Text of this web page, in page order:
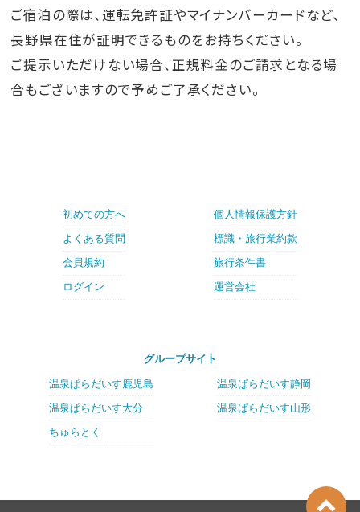
ご宿泊の際は、運転免許証やマイナンバーカードなど、
長野県在住が証明できるものをお持ちください。
ご提示いただけない場合、正規料金のご請求となる場
合もございますので予めご了承ください。
初めての方へ
よくある質問
会員規約
ログイン
個人情報保護方針
標識・旅行業約款
旅行条件書
運営会社
グループサイト
温泉ぱらだいす鹿児島
温泉ぱらだいす大分
ちゅらとく
温泉ぱらだいす静岡
温泉ぱらだいす山形